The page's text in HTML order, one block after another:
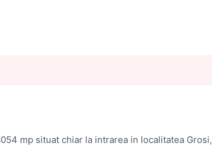
mp situat chiar la intrarea in localitatea